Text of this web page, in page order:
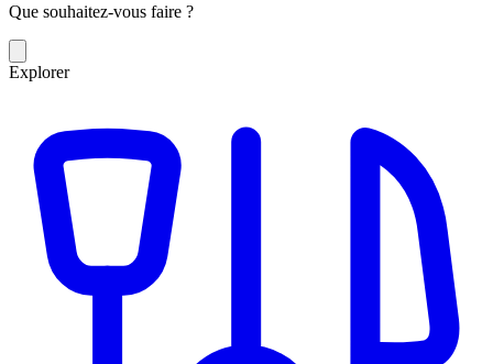
Que souhaitez-vous faire ?
Explorer